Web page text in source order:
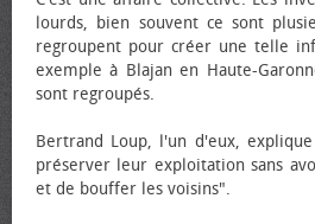
lourds, bien souvent ce sont
regroupent pour créer une telle
exemple à Blajan en Haute-
sont regroupés.
Bertrand Loup, l'un d'eux,
préserver leur exploitation sans
et de bouffer les voisins".